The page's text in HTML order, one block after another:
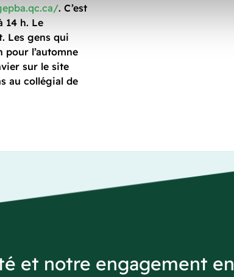
. C’est
14 h. Le
Les gens qui
pour l’automne
sur le site
au collégial de
et notre engagement